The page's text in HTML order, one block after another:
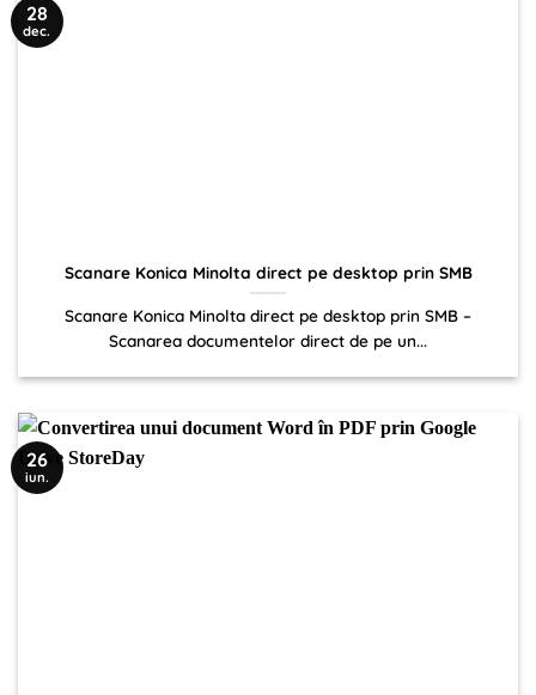
Scanare Konica Minolta direct pe desktop prin SMB
Scanare Konica Minolta direct pe desktop prin SMB –
Scanarea documentelor direct de pe un...
28
dec.
26
iun.